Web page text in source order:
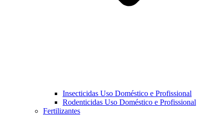
Insecticidas Uso Doméstico e Profissional
Rodenticidas Uso Doméstico e Profissional
Fertilizantes